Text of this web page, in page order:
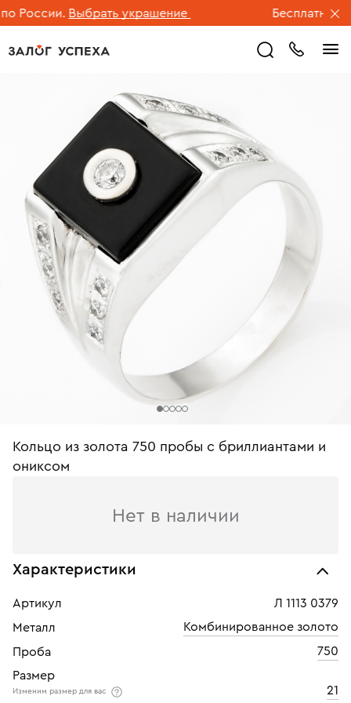
Выбрать украшение Бесплатная
Кольцо из золота 750 пробы с бриллиантами и
ониксом
Нет в наличии
Характеристики
Артикул
Л 1113 0379
Металл
Комбинированное золото
Проба
750
Размер
Изменим размер для вас
21